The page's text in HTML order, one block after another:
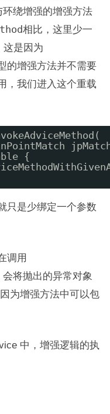
环绕增强的增强方法
相比，这里少一
这是因为
的增强方法并不需要
，我们进入这个重载
{
只是少绑定一个参数
调用
会将抛出的异常对象
为增强方法中可以包
中，增强逻辑的执